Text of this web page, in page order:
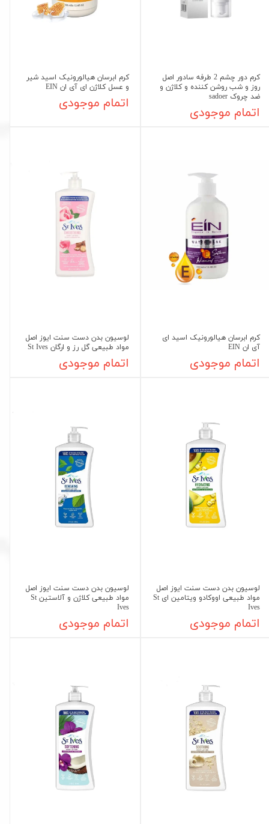
کرم دور چشم 2 طرفه سادور اصل
روز و شب روشن کننده و کلاژن و
ضد چروک sadoer
اتمام موجودی
کرم ابرسان هیالورونیک اسید شیر
و عسل کلاژن ای آی ان EIN
اتمام موجودی
کرم ابرسان هیالورونیک اسید ای
آی ان EIN
اتمام موجودی
لوسیون بدن دست سنت ایوز اصل
مواد طبیعی گل رز و ارگان St Ives
اتمام موجودی
لوسیون بدن دست سنت ایوز اصل
مواد طبیعی اووکادو ویتامین ای St
Ives
اتمام موجودی
لوسیون بدن دست سنت ایوز اصل
مواد طبیعی کلاژن و آلاستین St
Ives
اتمام موجودی